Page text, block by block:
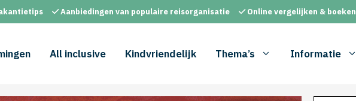
Aanbiedingen van populaire reisorganisatie Online vergelijken & boeken
All inclusive Kindvriendelijk Thema’s Informatie